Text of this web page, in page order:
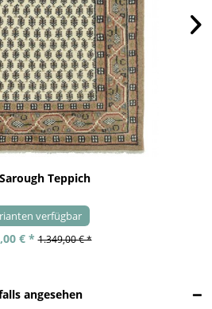
Teppich
verfügbar
€ * 1.349,00 € *
angesehen